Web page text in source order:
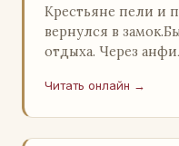
Крестьяне пели и
вернулся в
отдыха. Через
во…
Читать онлайн →